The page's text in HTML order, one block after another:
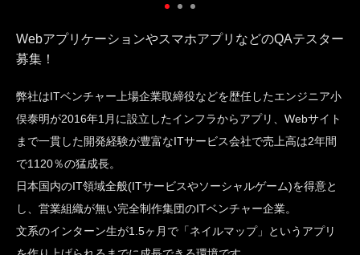
WebアプリケーションやスマホアプリなどのQAテスター
募集！
弊社はITベンチャー上場企業取締役などを歴任したエンジニア小
俣泰明が2016年1月に設立したインフラからアプリ、Webサイト
まで一貫した開発経験が豊富なITサービス会社で売上高は2年間
で1120％の猛成長。
日本国内のIT領域全般(ITサービスやソーシャルゲーム)を得意と
し、営業組織が無い完全制作集団のITベンチャー企業。
文系のインターン生が1.5ヶ月で「ネイルマップ」というアプリ